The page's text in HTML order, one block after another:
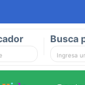
Busca